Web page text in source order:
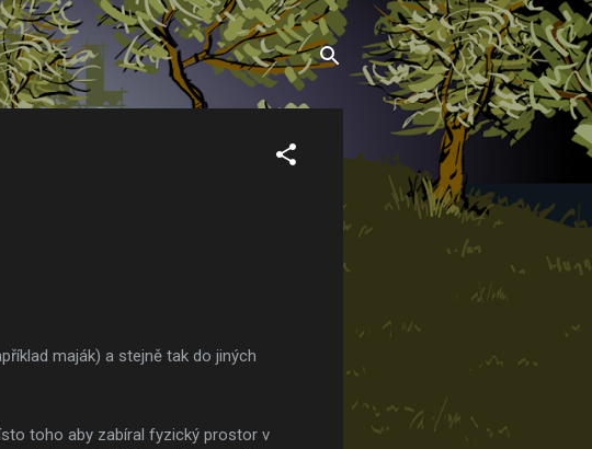
maják) a stejně tak do jiných
toho aby zabíral fyzický prostor v